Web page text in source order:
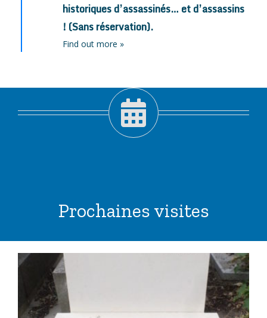
historiques d’assassinés… et d’assassins
! (Sans réservation).
Find out more »
Prochaines visites